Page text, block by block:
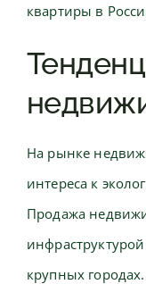
квартиры в
На рынке
интереса к
Продажа
крупных городах.